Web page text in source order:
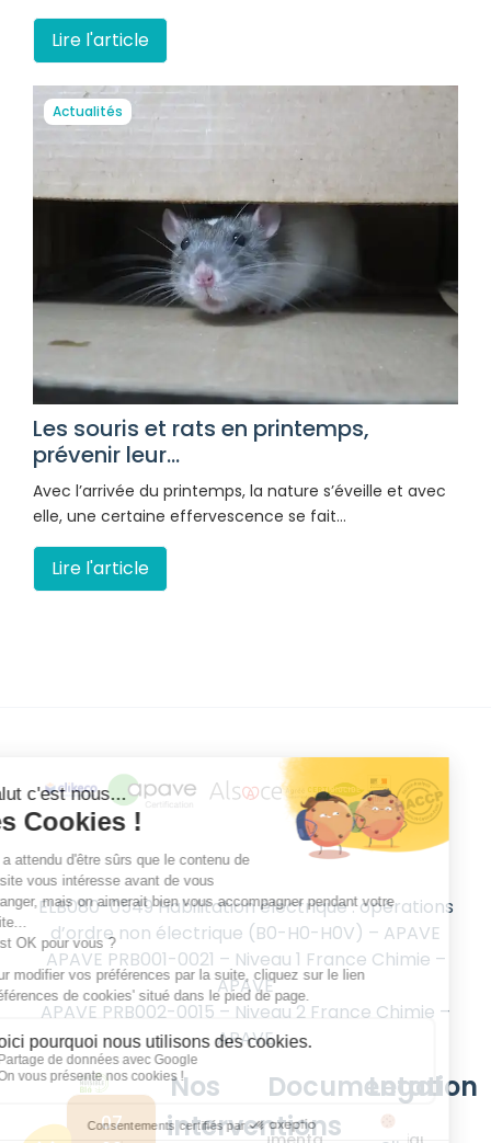
Lire l'article
Actualités
Les souris et rats en printemps,
prévenir leur...
Avec l’arrivée du printemps, la nature s’éveille et avec
elle, une certaine effervescence se fait…
Lire l'article
ELB080-0549 Habilitation électrique : opérations
d’ordre non électrique (B0-H0-H0V) – APAVE
APAVE PRB001-0021 – Niveau 1 France Chimie –
APAVE
APAVE PRB002-0015 – Niveau 2 France Chimie –
APAVE
07
Nos
interventions
Documentation
Legal